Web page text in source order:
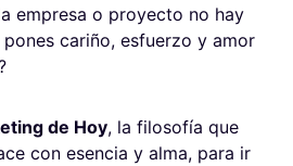
empresa o proyecto no hay
pones cariño, esfuerzo y amor
de Hoy, la filosofía que
con esencia y alma, para ir